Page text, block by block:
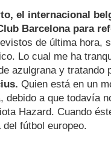
el internacional
Barcelona para
de última hora,
Lo cual me ha
azulgrana y tratando
Quien está en un
debido a que todavía
Hazard. Cuando
del fútbol europeo.